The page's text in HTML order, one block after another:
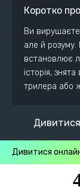
Коротко
Ви вирушаєте
але й розуму.
встановлює
історія,
трилера або
Дивитися
Дивитися